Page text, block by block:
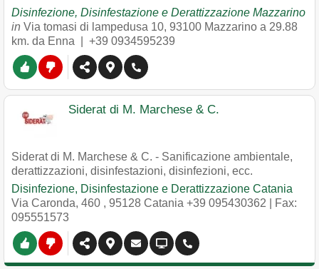
Disinfezione, Disinfestazione e Derattizzazione Mazzarino
in Via tomasi di lampedusa 10, 93100 Mazzarino a 29.88
km. da Enna | +39 0934595239
Siderat di M. Marchese & C.
Siderat di M. Marchese & C. - Sanificazione ambientale,
derattizzazioni, disinfestazioni, disinfezioni, ecc.
Disinfezione, Disinfestazione e Derattizzazione Catania
Via Caronda, 460 , 95128 Catania +39 095430362 | Fax:
095551573